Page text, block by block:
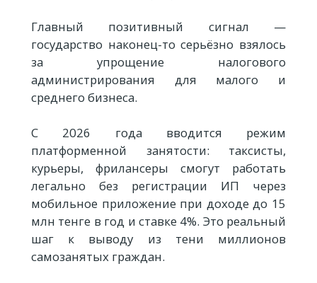
Главный позитивный сигнал —
государство наконец-то серьёзно взялось
за упрощение налогового
администрирования для малого и
среднего бизнеса.
С 2026 года вводится режим
платформенной занятости: таксисты,
курьеры, фрилансеры смогут работать
легально без регистрации ИП через
мобильное приложение при доходе до 15
млн тенге в год и ставке 4%. Это реальный
шаг к выводу из тени миллионов
самозанятых граждан.